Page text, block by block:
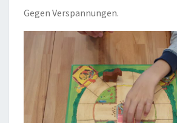
Gegen Verspannungen.